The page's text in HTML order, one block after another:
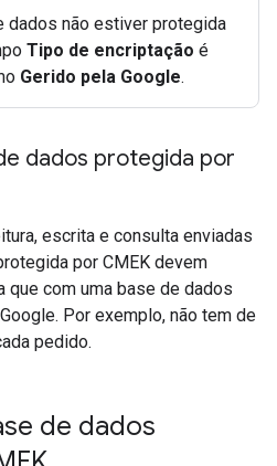
dados não estiver protegida
Tipo de encriptação é
Gerido pela Google.
dados protegida por
escrita e consulta enviadas
por CMEK devem
que com uma base de dados
Por exemplo, não tem de
pedido.
de dados